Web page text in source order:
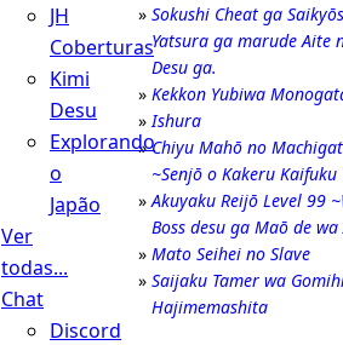
JH
Coberturas
Kimi
Desu
Explorando
o
Japão
Ver
todas...
Chat
Discord
Sokushi Cheat ga
Yatsura ga marude Aite
Desu ga.
Kekkon Yubiwa
Ishura
Chiyu Mahō no
~Senjō o Kakeru Kaifuku
Akuyaku Reijō Level 99
Boss desu ga Maō de
Mato Seihei no Slave
Saijaku Tamer wa
Hajimemashita